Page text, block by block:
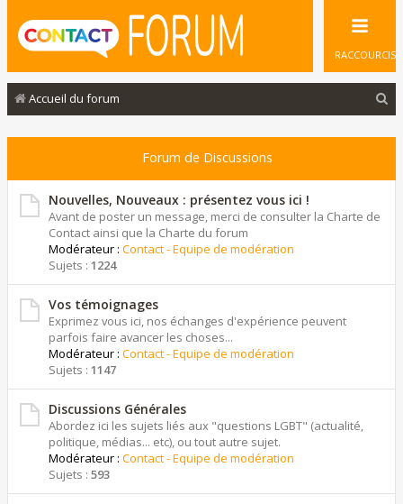
RACCOURCIS
Accueil du forum
Forum de Discussions
Nouvelles, Nouveaux : présentez vous ici !
Avant de poster un message, merci de consulter la Charte de
Contact ainsi que la Charte du forum
Modérateur : Contact - Equipe de modération
Sujets : 1224
Vos témoignages
Exprimez vous ici, nos échanges d'expérience peuvent
parfois faire avancer les choses...
Modérateur : Contact - Equipe de modération
Sujets : 1147
Discussions Générales
Abordez ici les sujets liés aux "questions LGBT" (actualité,
politique, médias... etc), ou tout autre sujet.
Modérateur : Contact - Equipe de modération
Sujets : 593